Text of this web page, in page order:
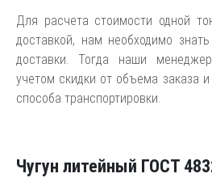
Для расчета стоимости одной
доставкой, нам необходимо
доставки. Тогда наши
учетом скидки от объема заказа
способа транспортировки.
Чугун литейный ГОСТ